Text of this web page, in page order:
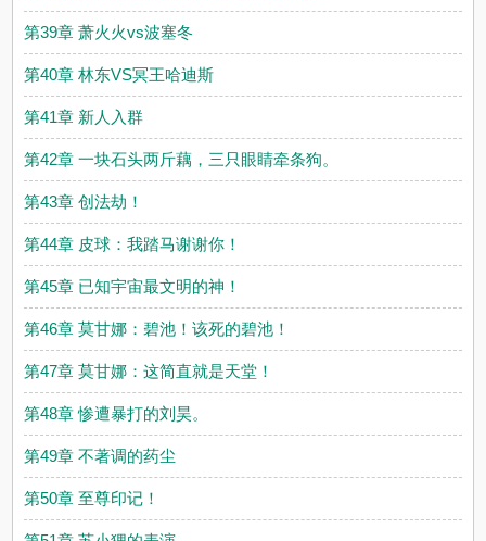
第39章 萧火火vs波塞冬
第40章 林东VS冥王哈迪斯
第41章 新人入群
第42章 一块石头两斤藕，三只眼睛牵条狗。
第43章 创法劫！
第44章 皮球：我踏马谢谢你！
第45章 已知宇宙最文明的神！
第46章 莫甘娜：碧池！该死的碧池！
第47章 莫甘娜：这简直就是天堂！
第48章 惨遭暴打的刘昊。
第49章 不著调的药尘
第50章 至尊印记！